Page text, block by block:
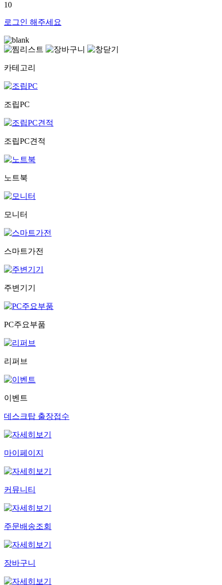
10
로그인 해주세요
카테고리
조립PC
조립PC견적
노트북
모니터
스마트가전
주변기기
PC주요부품
리퍼브
이벤트
데스크탑 출장접수
마이페이지
커뮤니티
주문배송조회
장바구니